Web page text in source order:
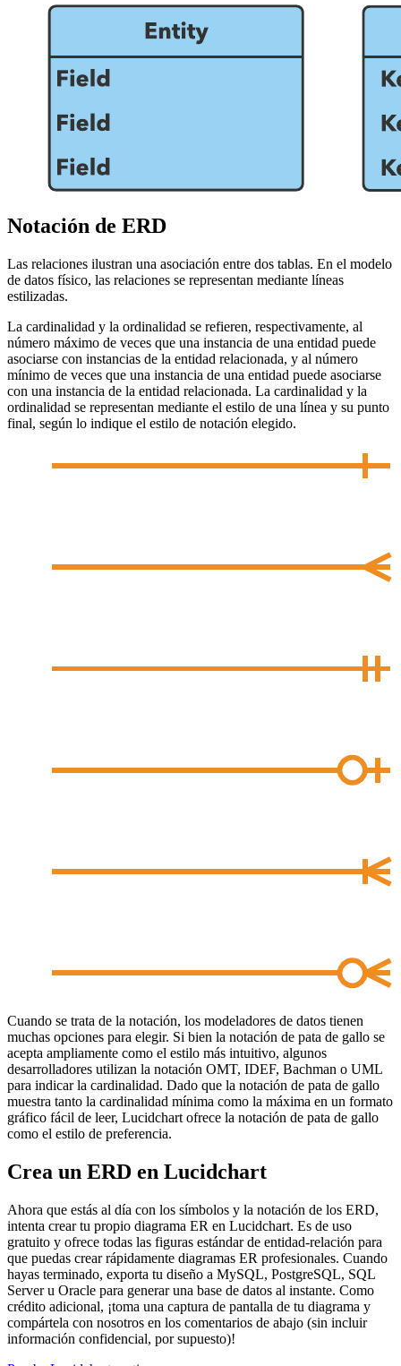
Notación de ERD
Las relaciones ilustran una asociación entre dos tablas. En el modelo
de datos físico, las relaciones se representan mediante líneas
estilizadas.
La cardinalidad y la ordinalidad se refieren, respectivamente, al
número máximo de veces que una instancia de una entidad puede
asociarse con instancias de la entidad relacionada, y al número
mínimo de veces que una instancia de una entidad puede asociarse
con una instancia de la entidad relacionada. La cardinalidad y la
ordinalidad se representan mediante el estilo de una línea y su punto
final, según lo indique el estilo de notación elegido.
Cuando se trata de la notación, los modeladores de datos tienen
muchas opciones para elegir. Si bien la notación de pata de gallo se
acepta ampliamente como el estilo más intuitivo, algunos
desarrolladores utilizan la notación OMT, IDEF, Bachman o UML
para indicar la cardinalidad. Dado que la notación de pata de gallo
muestra tanto la cardinalidad mínima como la máxima en un formato
gráfico fácil de leer, Lucidchart ofrece la notación de pata de gallo
como el estilo de preferencia.
Crea un ERD en Lucidchart
Ahora que estás al día con los símbolos y la notación de los ERD,
intenta crear tu propio diagrama ER en Lucidchart. Es de uso
gratuito y ofrece todas las figuras estándar de entidad-relación para
que puedas crear rápidamente diagramas ER profesionales. Cuando
hayas terminado, exporta tu diseño a MySQL, PostgreSQL, SQL
Server u Oracle para generar una base de datos al instante. Como
crédito adicional, ¡toma una captura de pantalla de tu diagrama y
compártela con nosotros en los comentarios de abajo (sin incluir
información confidencial, por supuesto)!